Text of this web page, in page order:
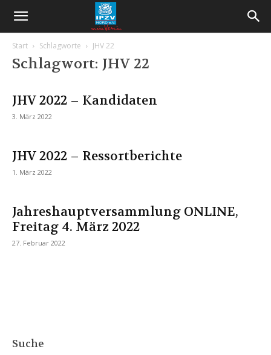
Start Schlagworte JHV 22
Schlagwort: JHV 22
JHV 2022 – Kandidaten
3. März 2022
JHV 2022 – Ressortberichte
1. März 2022
Jahreshauptversammlung ONLINE,
Freitag 4. März 2022
27. Februar 2022
Suche